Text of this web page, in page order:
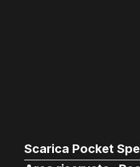
Scarica Pocket